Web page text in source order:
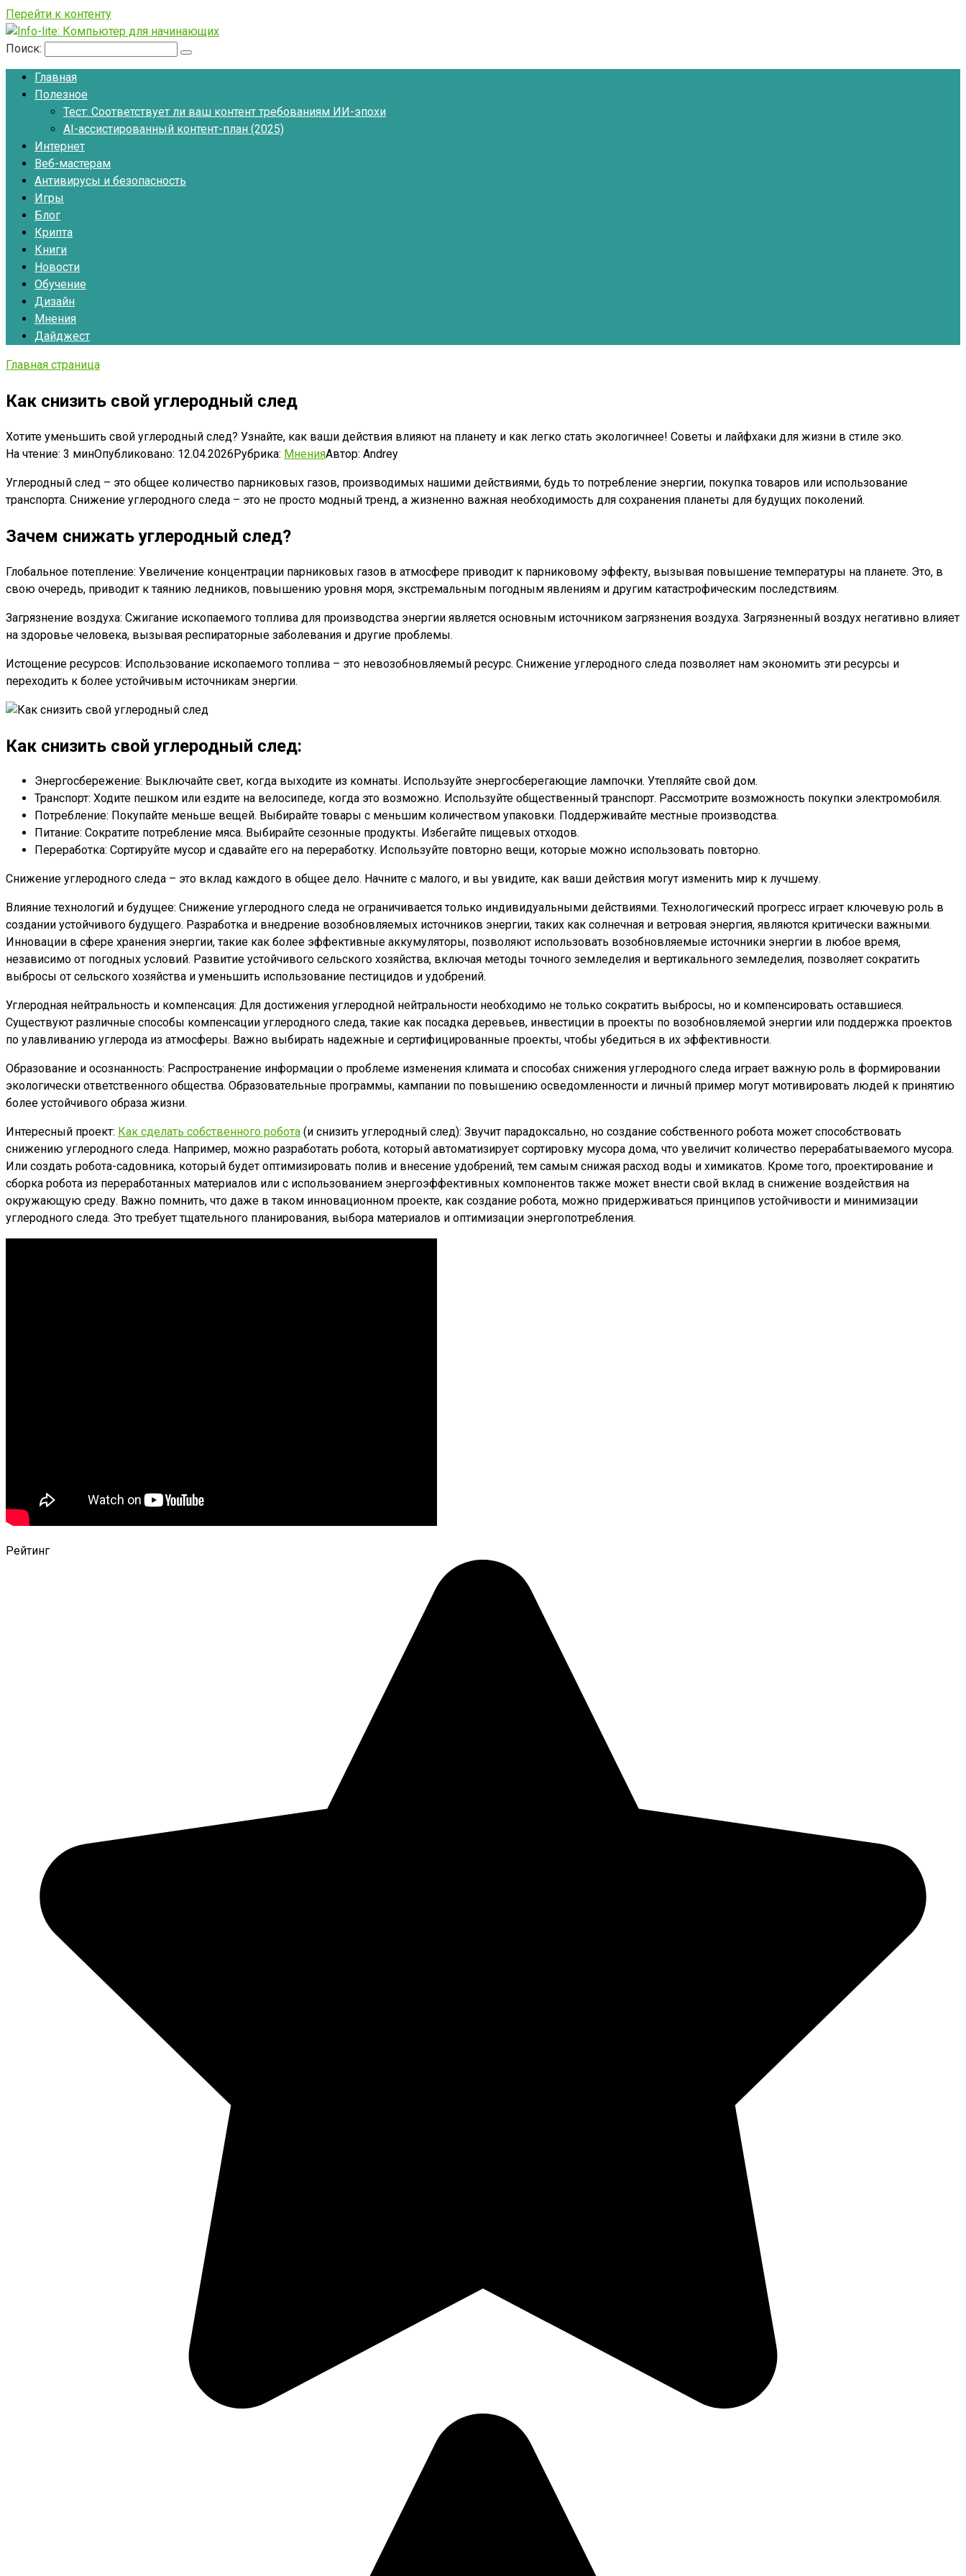
Перейти к контенту
Поиск:
Главная
Полезное
Тест: Соответствует ли ваш контент требованиям ИИ-эпохи
AI-ассистированный контент-план (2025)
Интернет
Веб-мастерам
Антивирусы и безопасность
Игры
Блог
Крипта
Книги
Новости
Обучение
Дизайн
Мнения
Дайджест
Главная страница
Как снизить свой углеродный след
Хотите уменьшить свой углеродный след? Узнайте, как ваши действия влияют на планету и как легко стать экологичнее! Советы и лайфхаки для жизни в стиле эко.
На чтение: 3 минОпубликовано: 12.04.2026Рубрика: МненияАвтор: Andrey
Углеродный след – это общее количество парниковых газов, производимых нашими действиями, будь то потребление энергии, покупка товаров или использование
транспорта. Снижение углеродного следа – это не просто модный тренд, а жизненно важная необходимость для сохранения планеты для будущих поколений.
Зачем снижать углеродный след?
Глобальное потепление: Увеличение концентрации парниковых газов в атмосфере приводит к парниковому эффекту, вызывая повышение температуры на планете. Это, в
свою очередь, приводит к таянию ледников, повышению уровня моря, экстремальным погодным явлениям и другим катастрофическим последствиям.
Загрязнение воздуха: Сжигание ископаемого топлива для производства энергии является основным источником загрязнения воздуха. Загрязненный воздух негативно влияет
на здоровье человека, вызывая респираторные заболевания и другие проблемы.
Истощение ресурсов: Использование ископаемого топлива – это невозобновляемый ресурс. Снижение углеродного следа позволяет нам экономить эти ресурсы и
переходить к более устойчивым источникам энергии.
Как снизить свой углеродный след:
Энергосбережение: Выключайте свет, когда выходите из комнаты. Используйте энергосберегающие лампочки. Утепляйте свой дом.
Транспорт: Ходите пешком или ездите на велосипеде, когда это возможно. Используйте общественный транспорт. Рассмотрите возможность покупки электромобиля.
Потребление: Покупайте меньше вещей. Выбирайте товары с меньшим количеством упаковки. Поддерживайте местные производства.
Питание: Сократите потребление мяса. Выбирайте сезонные продукты. Избегайте пищевых отходов.
Переработка: Сортируйте мусор и сдавайте его на переработку. Используйте повторно вещи, которые можно использовать повторно.
Снижение углеродного следа – это вклад каждого в общее дело. Начните с малого, и вы увидите, как ваши действия могут изменить мир к лучшему.
Влияние технологий и будущее: Снижение углеродного следа не ограничивается только индивидуальными действиями. Технологический прогресс играет ключевую роль в
создании устойчивого будущего. Разработка и внедрение возобновляемых источников энергии, таких как солнечная и ветровая энергия, являются критически важными.
Инновации в сфере хранения энергии, такие как более эффективные аккумуляторы, позволяют использовать возобновляемые источники энергии в любое время,
независимо от погодных условий. Развитие устойчивого сельского хозяйства, включая методы точного земледелия и вертикального земледелия, позволяет сократить
выбросы от сельского хозяйства и уменьшить использование пестицидов и удобрений.
Углеродная нейтральность и компенсация: Для достижения углеродной нейтральности необходимо не только сократить выбросы, но и компенсировать оставшиеся.
Существуют различные способы компенсации углеродного следа, такие как посадка деревьев, инвестиции в проекты по возобновляемой энергии или поддержка проектов
по улавливанию углерода из атмосферы. Важно выбирать надежные и сертифицированные проекты, чтобы убедиться в их эффективности.
Образование и осознанность: Распространение информации о проблеме изменения климата и способах снижения углеродного следа играет важную роль в формировании
экологически ответственного общества. Образовательные программы, кампании по повышению осведомленности и личный пример могут мотивировать людей к принятию
более устойчивого образа жизни.
Интересный проект: Как сделать собственного робота (и снизить углеродный след): Звучит парадоксально, но создание собственного робота может способствовать
снижению углеродного следа. Например, можно разработать робота, который автоматизирует сортировку мусора дома, что увеличит количество перерабатываемого мусора.
Или создать робота-садовника, который будет оптимизировать полив и внесение удобрений, тем самым снижая расход воды и химикатов. Кроме того, проектирование и
сборка робота из переработанных материалов или с использованием энергоэффективных компонентов также может внести свой вклад в снижение воздействия на
окружающую среду. Важно помнить, что даже в таком инновационном проекте, как создание робота, можно придерживаться принципов устойчивости и минимизации
углеродного следа. Это требует тщательного планирования, выбора материалов и оптимизации энергопотребления.
Рейтинг